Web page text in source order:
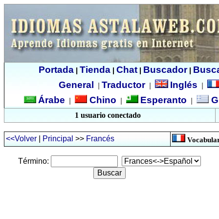
Portada| Tienda| Chat| Buscador|
General
Traductor| Inglés
Árabe Chino Esperanto
1 usuario conectado
<<Volver Principal >> Francés
Término: